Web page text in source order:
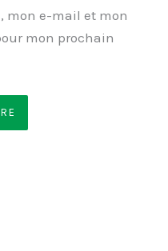
mon e-mail et mon
mon prochain